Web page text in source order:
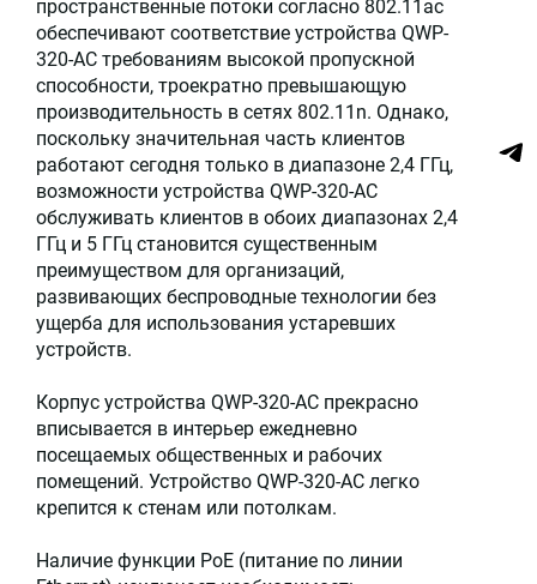
пространственные потоки согласно 802.11ac
обеспечивают соответствие устройства QWP-
320-AC требованиям высокой пропускной
способности, троекратно превышающую
производительность в сетях 802.11n. Однако,
поскольку значительная часть клиентов
работают сегодня только в диапазоне 2,4 ГГц,
возможности устройства QWP-320-AC
обслуживать клиентов в обоих диапазонах 2,4
ГГц и 5 ГГц становится существенным
преимуществом для организаций,
развивающих беспроводные технологии без
ущерба для использования устаревших
устройств.
Корпус устройства QWP-320-AC прекрасно
вписывается в интерьер ежедневно
посещаемых общественных и рабочих
помещений. Устройство QWP-320-AC легко
крепится к стенам или потолкам.
Наличие функции PoE (питание по линии